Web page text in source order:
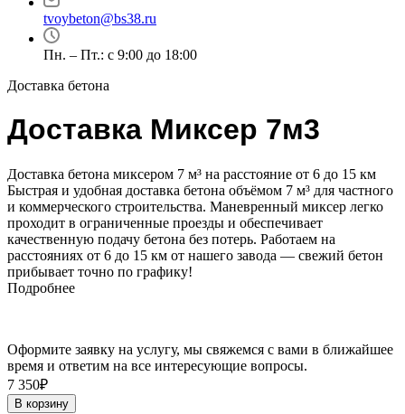
tvoybeton@bs38.ru
Пн. – Пт.: с 9:00 до 18:00
Доставка бетона
Доставка Миксер 7м3
Доставка бетона миксером 7 м³ на расстояние от 6 до 15 км
Быстрая и удобная доставка бетона объёмом 7 м³ для частного
и коммерческого строительства. Маневренный миксер легко
проходит в ограниченные проезды и обеспечивает
качественную подачу бетона без потерь. Работаем на
расстояниях от 6 до 15 км от нашего завода — свежий бетон
прибывает точно по графику!
Подробнее
Оформите заявку на услугу, мы свяжемся с вами в ближайшее
время и ответим на все интересующие вопросы.
7 350₽
В корзину